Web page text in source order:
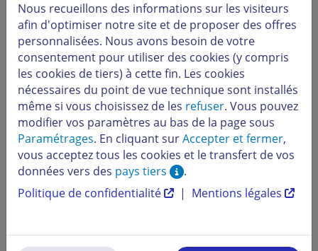
Nous recueillons des informations sur les visiteurs
afin d'optimiser notre site et de proposer des offres
personnalisées. Nous avons besoin de votre
consentement pour utiliser des cookies (y compris
les cookies de tiers) à cette fin. Les cookies
nécessaires du point de vue technique sont installés
même si vous choisissez de les refuser. Vous pouvez
modifier vos paramètres au bas de la page sous
Paramétrages. En cliquant surAccepter et fermer,
vous acceptez tous les cookies et le transfert de vos
données vers des pays tiers
.
Politique de confidentialité
| Mentions légales